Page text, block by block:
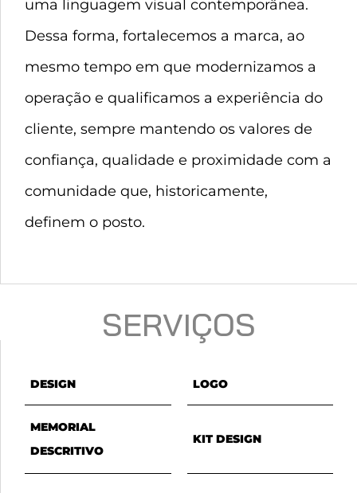
uma linguagem visual contemporânea.
Dessa forma, fortalecemos a marca, ao
mesmo tempo em que modernizamos a
operação e qualificamos a experiência do
cliente, sempre mantendo os valores de
confiança, qualidade e proximidade com a
comunidade que, historicamente,
definem o posto.
SERVIÇOS
DESIGN LOGO
MEMORIAL
DESCRITIVO
KIT DESIGN